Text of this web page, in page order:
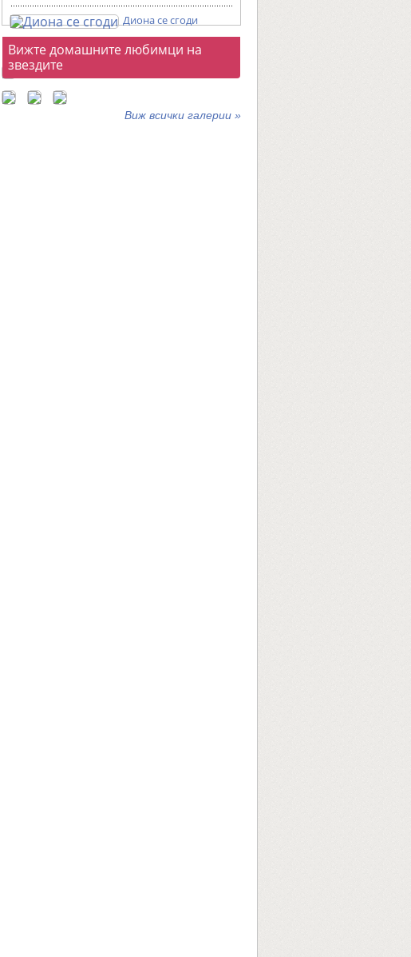
Диона се сгоди
Фотогалерии
Вижте домашните любимци на
звездите
Виж всички галерии »